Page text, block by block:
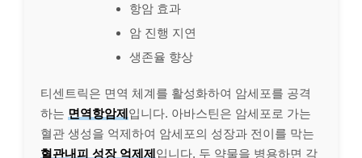
항암 효과
암 진행 지연
생존율 향상
티센트릭은 면역 체계를 활성화하여 암세포를 공격
하는 면역항암제입니다. 아바스틴은 암세포로 가는
혈관 생성을 억제하여 암세포의 성장과 전이를 막는
혈관내피 성장 억제제입니다. 두 약물을 병용하면 각